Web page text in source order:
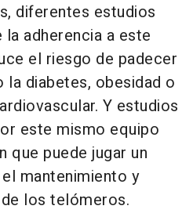
diferentes estudios
adherencia a este
el riesgo de padecer
diabetes, obesidad o
Y estudios
este mismo equipo
que puede jugar un
mantenimiento y
los telómeros.